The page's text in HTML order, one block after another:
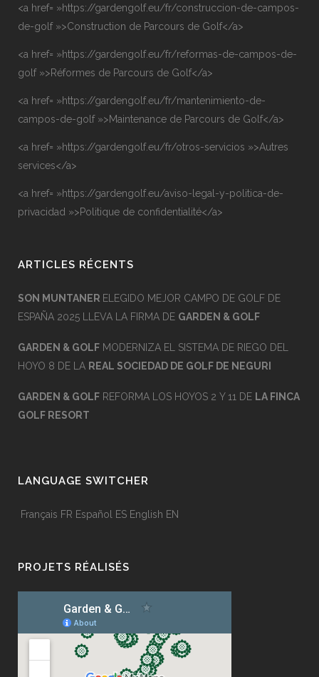
<a href= »https://gardengolf.eu/fr/construccion-de-campos-
de-golf »>Construction de Parcours de Golf</a>
<a href= »https://gardengolf.eu/fr/reformas-de-campos-de-
golf »>Réformes de Parcours de Golf</a>
<a href= »https://gardengolf.eu/fr/mantenimiento-de-
campos-de-golf »>Maintenance de Parcours de Golf</a>
<a href= »https://gardengolf.eu/fr/otros-servicios »>Autres
services</a>
<a href= »https://gardengolf.eu/aviso-legal-y-politica-de-
privacidad »>Politique de confidentialité</a>
ARTICLES RÉCENTS
SON MUNTANER ELEGIDO MEJOR CAMPO DE GOLF DE
ESPAÑA 2025 LLEVA LA FIRMA DE GARDEN & GOLF
GARDEN & GOLF MODERNIZA EL SISTEMA DE RIEGO DEL
HOYO 8 DE LA REAL SOCIEDAD DE GOLF DE NEGURI
GARDEN & GOLF REFORMA LOS HOYOS 2 Y 11 DE LA FINCA
GOLF RESORT
LANGUAGE SWITCHER
Français FR Español ES English EN
PROJETS RÉALISÉS